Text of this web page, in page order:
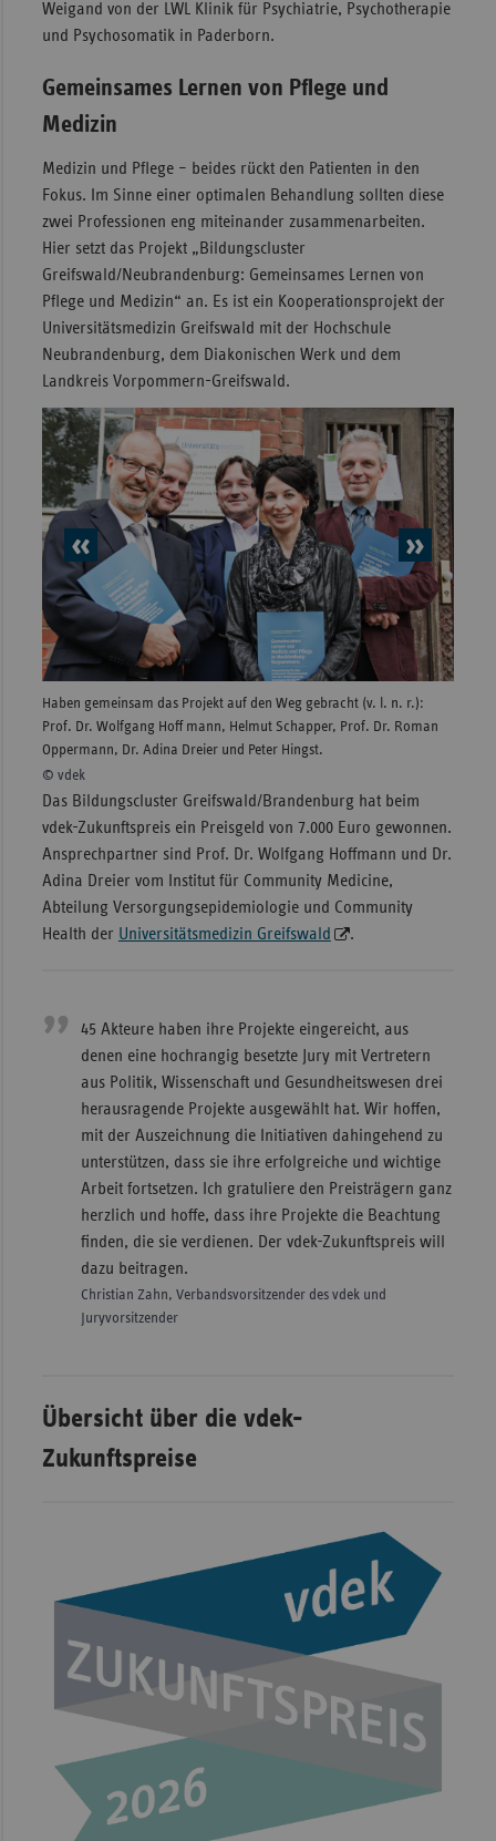
Weigand von der LWL Klinik für Psychiatrie, Psychotherapie
und Psychosomatik in Paderborn.
Gemeinsames Lernen von Pflege und
Medizin
Medizin und Pflege – beides rückt den Patienten in den
Fokus. Im Sinne einer optimalen Behandlung sollten diese
zwei Professionen eng miteinander zusammenarbeiten.
Hier setzt das Projekt „Bildungscluster
Greifswald/Neubrandenburg: Gemeinsames Lernen von
Pflege und Medizin“ an. Es ist ein Kooperationsprojekt der
Universitätsmedizin Greifswald mit der Hochschule
Neubrandenburg, dem Diakonischen Werk und dem
Landkreis Vorpommern-Greifswald.
vorheriges
Element
Haben gemeinsam das Projekt auf den Weg gebracht (v. l. n. r.):
Prof. Dr. Wolfgang Hoff mann, Helmut Schapper, Prof. Dr. Roman
Oppermann, Dr. Adina Dreier und Peter Hingst.
© vdek
Das Bildungscluster Greifswald/Brandenburg hat beim
vdek-Zukunftspreis ein Preisgeld von 7.000 Euro gewonnen.
Ansprechpartner sind Prof. Dr. Wolfgang Hoffmann und Dr.
Adina Dreier vom Institut für Community Medicine,
Abteilung Versorgungsepidemiologie und Community
Health der Universitätsmedizin Greifswald .
45 Akteure haben ihre Projekte eingereicht, aus
denen eine hochrangig besetzte Jury mit Vertretern
aus Politik, Wissenschaft und Gesundheitswesen drei
herausragende Projekte ausgewählt hat. Wir hoffen,
mit der Auszeichnung die Initiativen dahingehend zu
unterstützen, dass sie ihre erfolgreiche und wichtige
Arbeit fortsetzen. Ich gratuliere den Preisträgern ganz
herzlich und hoffe, dass ihre Projekte die Beachtung
finden, die sie verdienen. Der vdek-Zukunftspreis will
dazu beitragen.
Christian Zahn, Verbandsvorsitzender des vdek und
Juryvorsitzender
Übersicht über die vdek-
Zukunftspreise